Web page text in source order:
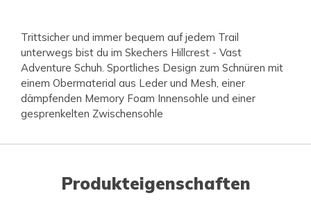
Trittsicher und immer bequem auf jedem Trail
unterwegs bist du im Skechers Hillcrest - Vast
Adventure Schuh. Sportliches Design zum Schnüren mit
einem Obermaterial aus Leder und Mesh, einer
dämpfenden Memory Foam Innensohle und einer
gesprenkelten Zwischensohle
Produkteigenschaften